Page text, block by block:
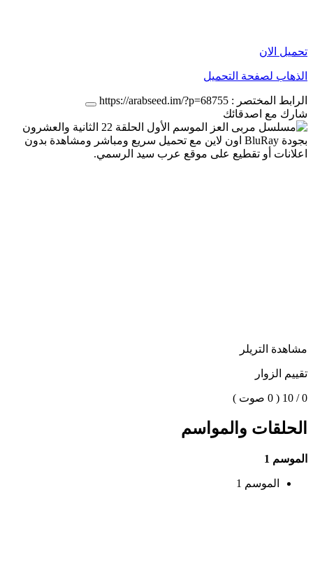
تحميل الان
الذهاب لصفحة التحميل
الرابط المختصر : https://arabseed.im/?p=68755
شارك مع اصدقائك
مشاهدة التريلر
تقييم الزوار
0 / 10 ( 0 صوت )
الحلقات والمواسم
الموسم 1
الموسم 1